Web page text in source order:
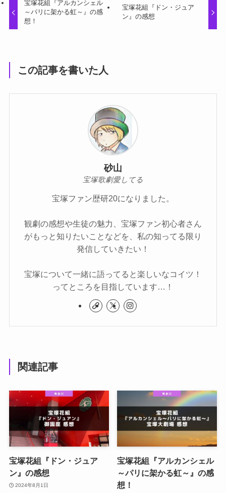
宝塚花組『アルカンシェル
～パリに架かる虹～』の感
想！
宝塚花組『ドン・ジュア
ン』の感想
この記事を書いた人
砂山
宝塚歌劇愛してる
宝塚ファン歴研20になりました。
観劇の感想や生徒の魅力、宝塚ファン初心者さん
がもっと知りたいことなどを、私の知ってる限り
発信していきたい！
宝塚について一緒に語ってると楽しいなコイツ！
ってところを目指しています…！
関連記事
宝塚花組『ドン・ジュア
ン』の感想
2024年8月1日
宝塚花組『アルカンシェル
～パリに架かる虹～』の感
想！